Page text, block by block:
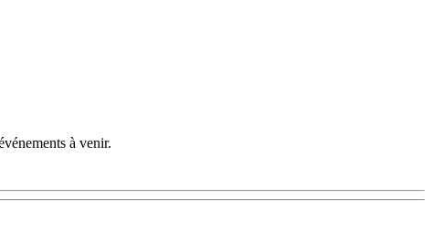
à venir.